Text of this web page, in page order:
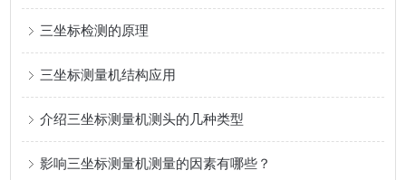
三坐标检测的原理
三坐标测量机结构应用
介绍三坐标测量机测头的几种类型
影响三坐标测量机测量的因素有哪些？